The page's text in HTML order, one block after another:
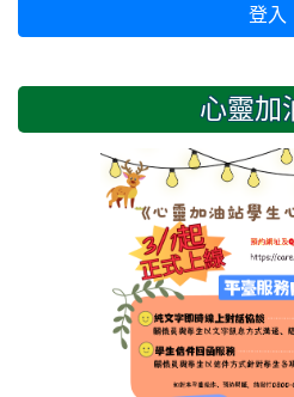
登入
心靈加